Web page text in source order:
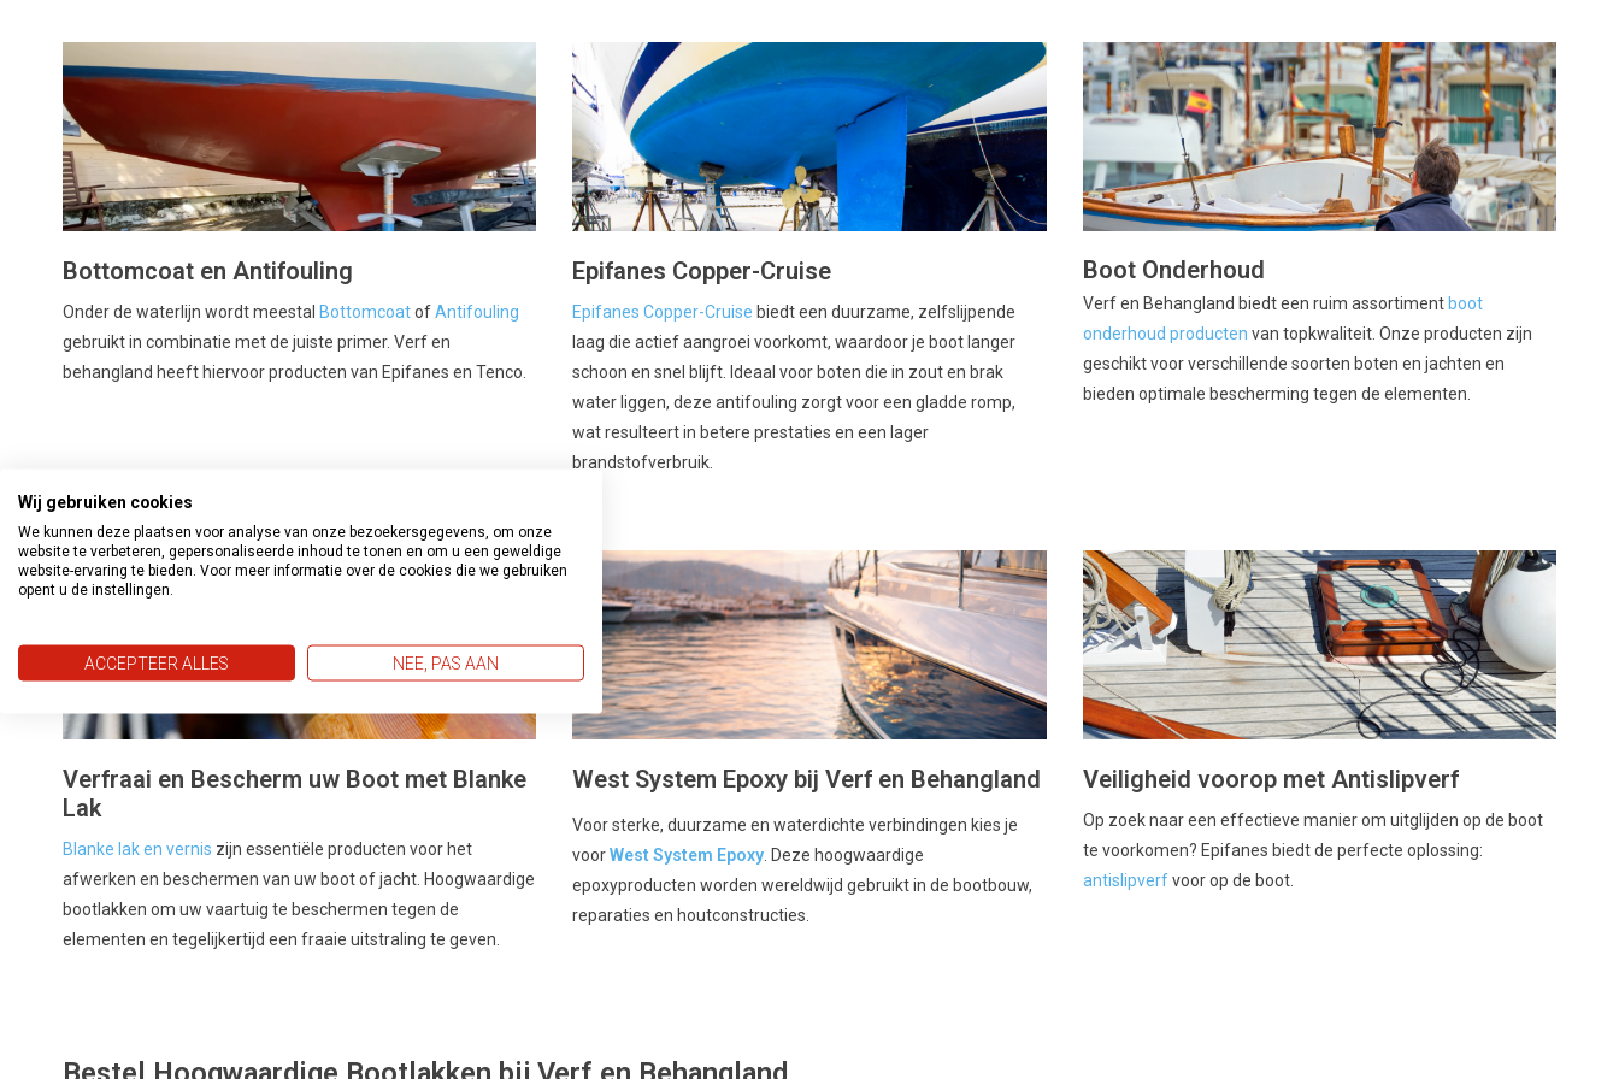
Bottomcoat en Antifouling
Onder de waterlijn wordt meestal BottomcoatofAntifouling
gebruikt in combinatie met de juiste primer. Verf en
behangland heeft hiervoor producten van Epifanes en Tenco.
Epifanes Copper-Cruise
Epifanes Copper-Cruise biedt een duurzame, zelfslijpende
laag die actief aangroei voorkomt, waardoor je boot langer
schoon en snel blijft. Ideaal voor boten die in zout en brak
water liggen, deze antifouling zorgt voor een gladde romp,
wat resulteert in betere prestaties en een lager
brandstofverbruik.
Boot Onderhoud
Verf en Behangland biedt een ruim assortiment boot
onderhoud producten van topkwaliteit. Onze producten zijn
geschikt voor verschillende soorten boten en jachten en
bieden optimale bescherming tegen de elementen.
Verfraai en Bescherm uw Boot met Blanke
Lak
Blanke lak en vernis zijn essentiële producten voor het
afwerken en beschermen van uw boot of jacht. Hoogwaardige
bootlakken om uw vaartuig te beschermen tegen de
elementen en tegelijkertijd een fraaie uitstraling te geven.
West System Epoxy bij Verf en Behangland
Voor sterke, duurzame en waterdichte verbindingen kies je
voorWest System Epoxy. Deze hoogwaardige
epoxyproducten worden wereldwijd gebruikt in de bootbouw,
reparaties en houtconstructies.
Veiligheid voorop met Antislipverf
Op zoek naar een effectieve manier om uitglijden op de boot
te voorkomen? Epifanes biedt de perfecte oplossing:
antislipverfvoor op de boot.
Wij gebruiken cookies
We kunnen deze plaatsen voor analyse van onze bezoekersgegevens, om onze
website te verbeteren, gepersonaliseerde inhoud te tonen en om u een geweldige
website-ervaring te bieden. Voor meer informatie over de cookies die we gebruiken
opent u de instellingen.
ACCEPTEER ALLES NEE, PAS AAN